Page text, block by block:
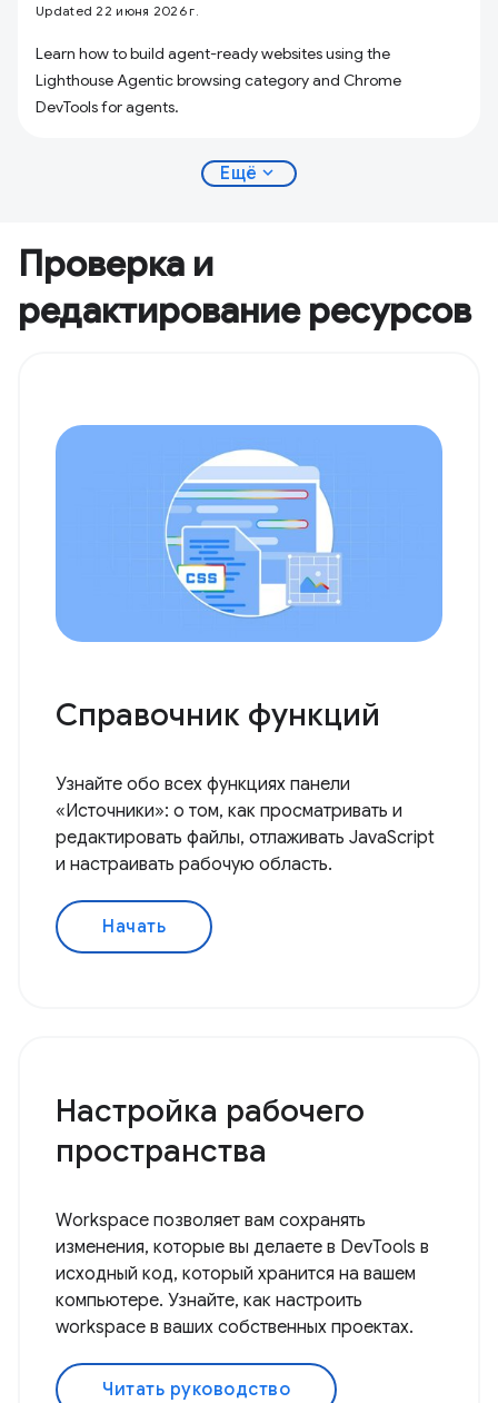
Updated 22 июня 2026 г.
Learn how to build agent-ready websites using the
Lighthouse Agentic browsing category and Chrome
DevTools for agents.
Ещё expand_more
Проверка и
редактирование ресурсов
Справочник функций
Узнайте обо всех функциях панели
«Источники»: о том, как просматривать и
редактировать файлы, отлаживать JavaScript
и настраивать рабочую область.
Начать
Настройка рабочего
пространства
Workspace позволяет вам сохранять
изменения, которые вы делаете в DevTools в
исходный код, который хранится на вашем
компьютере. Узнайте, как настроить
workspace в ваших собственных проектах.
Читать руководство